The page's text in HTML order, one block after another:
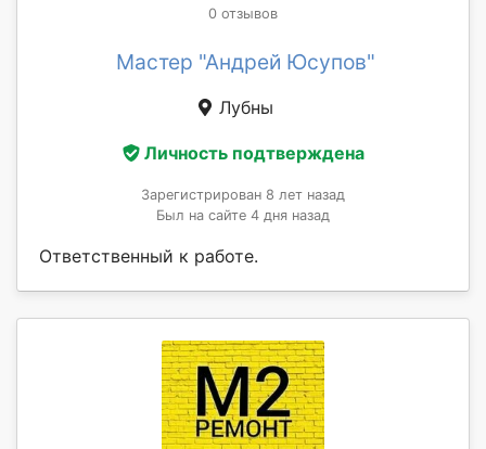
0 отзывов
Мастер "Андрей Юсупов"
Лубны
Личность подтверждена
Зарегистрирован 8 лет назад
Был на сайте 4 дня назад
Ответственный к работе.